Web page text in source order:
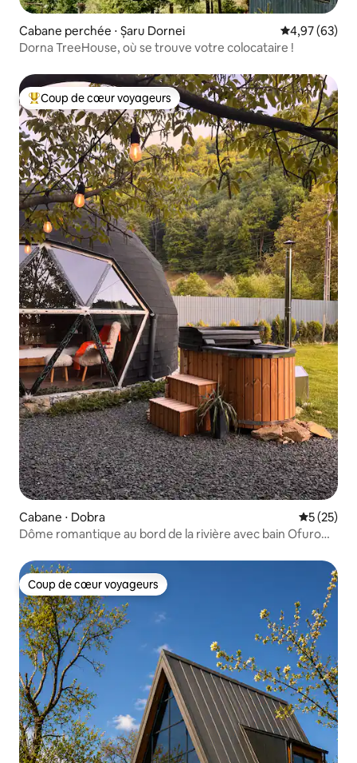
Cabane perchée ⋅ Șaru Dornei Évaluation
4,97 (63)
Dorna TreeHouse, où se trouve votre colocataire !
Coups de cœur voyageurs les plus appréciés
Coup de cœur voyageurs
Cabane ⋅ Dobra
5 (25)
Dôme romantique au bord de la rivière avec bain Ofuro
Coup de cœur voyageurs
Coup de cœur voyageurs